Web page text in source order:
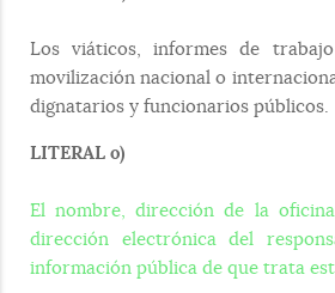
Los viáticos, informes de
movilización nacional o
dignatarios y funcionarios públicos.
LITERAL o)
El nombre, dirección de la
dirección electrónica del
información pública de que trata